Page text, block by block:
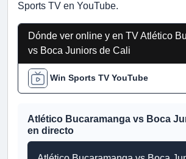
Sports TV en YouTube.
Dónde ver online y en TV Atlético
vs Boca Juniors de Cali
Win Sports TV YouTube
Atlético Bucaramanga vs Boca
en directo